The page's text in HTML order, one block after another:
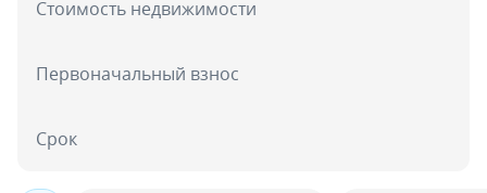
Стоимость недвижимости
Первоначальный взнос
Срок